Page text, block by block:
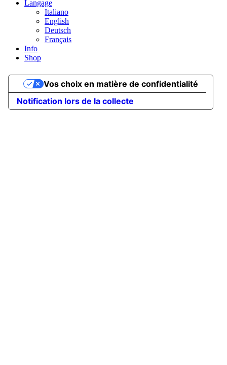
Langage
Italiano
English
Deutsch
Français
Info
Shop
Notification lors de la collecte
Vos choix en matière de confidentialité